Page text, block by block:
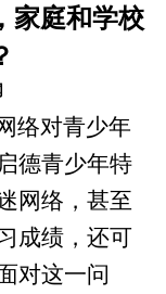
家庭和学校
络对青少年
德青少年特
网络，甚至
成绩，还可
对这一问